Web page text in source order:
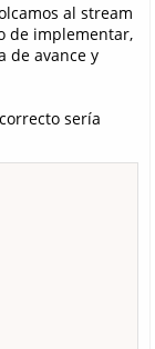
al stream
de implementar,
de avance y
sería